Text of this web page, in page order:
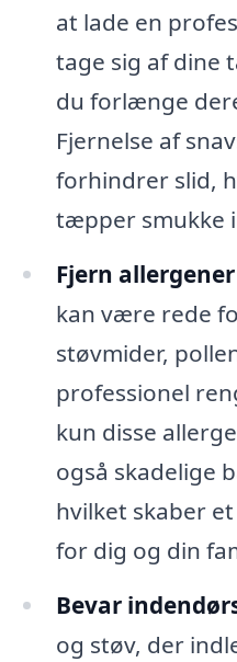
at lade en
tage sig af dine
du forlænge
Fjernelse af
forhindrer slid,
tæpper smukke
Fjern
kan være rede
støvmider,
professionel
kun disse
også skadelige
hvilket skaber
for dig og din
Bevar
og støv, der